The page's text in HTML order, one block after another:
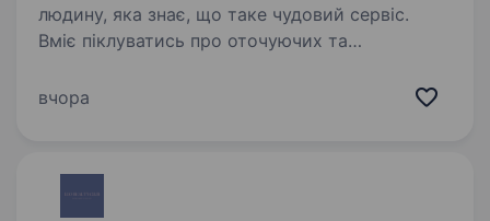
людину, яка знає, що таке чудовий сервіс.
Вміє піклуватись про оточуючих та
комунікабельна та усміхнена, відкрита
вчора